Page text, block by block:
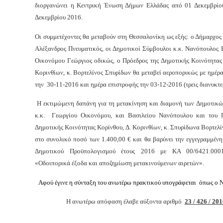
διοργανώνει η Κεντρική Ένωση Δήμων Ελλάδας από 01
Δεκεμβρίου 2016.
Οι συμμετέχοντες θα μεταβούν στη Θεσσαλονίκη ως εξής: ο
Αλέξανδρος Πνευματικός, οι Δημοτικοί Σύμβουλοι κ.κ. Νανόπουλος
Οικονόμου Γεώργιος οδικώς, ο Πρόεδρος της Δημοτικής
Κορινθίων, κ. Βορτελίνος Σπυρίδων θα μεταβεί αεροπορικώς με
την 30-11-2016 και ημέρα επιστροφής την 03-12-2016 (τρεις
Η εκτιμώμενη δαπάνη για τη μετακίνηση και διαμονή των
κ.κ. Γεωργίου Οικονόμου, και Βασιλείου Νανόπουλου και του
Δημοτικής Κοινότητας Κορίνθου, Δ. Κορινθίων, κ. Σπυρίδωνα
στο συνολικό ποσό των 1.400,00 € και θα βαρύνει την
Δημοτικού Προϋπολογισμού έτους 2016 με ΚΑ 00/
«Οδοιπορικά έξοδα και αποζημίωση μετακινούμενων αιρετών».
Αφού έγινε η σύνταξη του ανωτέρω πρακτικού υπογράφεται όπως ο
Η ανωτέρω απόφαση έλαβε αύξοντα αριθμό 23 / 426 /